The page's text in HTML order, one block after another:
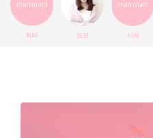
치타 요꼬 사라
エチュードハウス 防弾少年団
コラボ YouTube 少女時代